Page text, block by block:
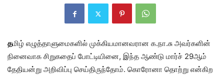
தமிழ் எழுத்தாளுமைகளில் முக்கியமானவரான க.நா.சு அவர்களின்
நினைவாக சிறுகதைப் போட்டியினை, இந்த ஆண்டு மார்ச் 29ஆம்
தேதியன்று அறிவிப்பு செய்திருந்தோம். கொரோனா தொற்று என்கிற